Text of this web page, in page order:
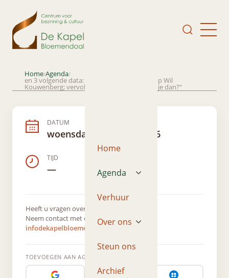
Home
Agenda
Verhuur
Over ons
Steun ons
Archief
Home/Agenda/
en 3 volgende data: Lezingenreeks/workshop Wil
Kouwenberg; vervolg op “Ken je mij wie ken je dan?”
DATUM
woensdag 21 januari 2026
TIJD
—
Heeft u vragen over dit evenement?
Neem contact met ons op via
infodekapelbloemendaal@gmail.com
TOEVOEGEN AAN AGENDA